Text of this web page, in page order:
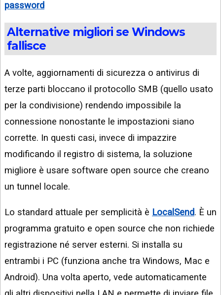
password
Alternative migliori se Windows
fallisce
A volte, aggiornamenti di sicurezza o antivirus di
terze parti bloccano il protocollo SMB (quello usato
per la condivisione) rendendo impossibile la
connessione nonostante le impostazioni siano
corrette. In questi casi, invece di impazzire
modificando il registro di sistema, la soluzione
migliore è usare software open source che creano
un tunnel locale.
Lo standard attuale per semplicità è LocalSend. È un
programma gratuito e open source che non richiede
registrazione né server esterni. Si installa su
entrambi i PC (funziona anche tra Windows, Mac e
Android). Una volta aperto, vede automaticamente